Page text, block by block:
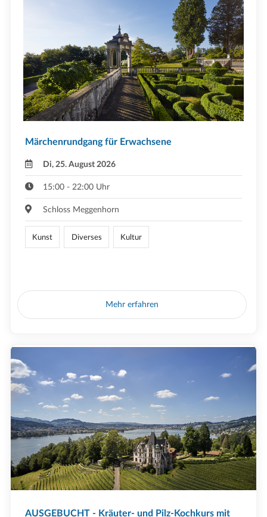
Märchenrundgang für Erwachsene
Di, 25. August 2026
15:00 - 22:00 Uhr
Schloss Meggenhorn
Kunst Diverses Kultur
Mehr erfahren
AUSGEBUCHT - Kräuter- und Pilz-Kochkurs mit